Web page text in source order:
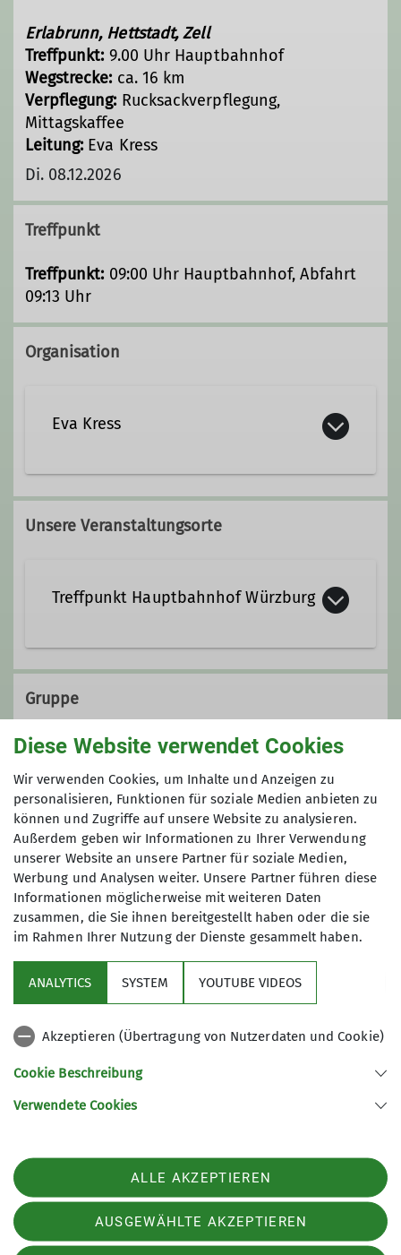
Erlabrunn, Hettstadt, Zell
Treffpunkt: 9.00 Uhr Hauptbahnhof
Wegstrecke: ca. 16 km
Verpflegung: Rucksackverpflegung,
Mittagskaffee
Leitung: Eva Kress
Di. 08.12.2026
Treffpunkt
Treffpunkt: 09:00 Uhr Hauptbahnhof, Abfahrt
09:13 Uhr
Organisation
Eva Kress
0157/51 81 04 45
bibliothek@dav-wuerzburg.de;
Frauenwandergruppe 1
Unsere Veranstaltungsorte
Treffpunkt Hauptbahnhof Würzburg
Gruppe
Frauenwandergruppe 1
Wir wandern regelmäßig zwischen 16
und 18 Kilometer - die Teilnahme für
Mitglieder ist kostenfrei
Service
Unsere Partner
Sektion Würzburg des Deutschen Alpenvereins e.V.
Telefon +49931573080
Diese Website verwendet Cookies
Wir verwenden Cookies, um Inhalte und Anzeigen zu
personalisieren, Funktionen für soziale Medien anbieten zu
können und Zugriffe auf unsere Website zu analysieren.
Außerdem geben wir Informationen zu Ihrer Verwendung
unserer Website an unsere Partner für soziale Medien,
Werbung und Analysen weiter. Unsere Partner führen diese
Informationen möglicherweise mit weiteren Daten
zusammen, die Sie ihnen bereitgestellt haben oder die sie
im Rahmen Ihrer Nutzung der Dienste gesammelt haben.
ANALYTICS SYSTEM YOUTUBE VIDEOS
Akzeptieren (Übertragung von Nutzerdaten und Cookie)
Cookie Beschreibung
Verwendete Cookies
ALLE AKZEPTIEREN
AUSGEWÄHLTE AKZEPTIEREN